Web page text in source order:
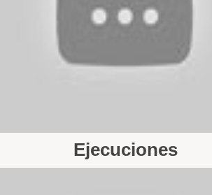
Ejecuciones